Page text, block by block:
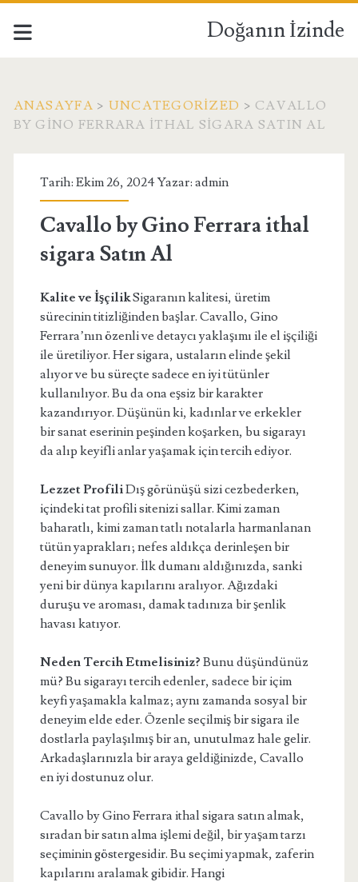
Doğanın İzinde
ANASAYFA > UNCATEGORIZED > CAVALLO
BY GINO FERRARA ITHAL SIGARA SATIN AL
Tarih: Ekim 26, 2024 Yazar: admin
Cavallo by Gino Ferrara ithal
sigara Satın Al
Kalite ve İşçilikSigaranın kalitesi, üretim
sürecinin titizliğinden başlar. Cavallo, Gino
Ferrara’nın özenli ve detaycı yaklaşımı ile el işçiliği
ile üretiliyor. Her sigara, ustaların elinde şekil
alıyor ve bu süreçte sadece en iyi tütünler
kullanılıyor. Bu da ona eşsiz bir karakter
kazandırıyor. Düşünün ki, kadınlar ve erkekler
bir sanat eserinin peşinden koşarken, bu sigarayı
da alıp keyifli anlar yaşamak için tercih ediyor.
Lezzet ProfiliDış görünüşü sizi cezbederken,
içindeki tat profili sitenizi sallar. Kimi zaman
baharatlı, kimi zaman tatlı notalarla harmanlanan
tütün yaprakları; nefes aldıkça derinleşen bir
deneyim sunuyor. İlk dumanı aldığınızda, sanki
yeni bir dünya kapılarını aralıyor. Ağızdaki
duruşu ve aroması, damak tadınıza bir şenlik
havası katıyor.
Neden Tercih Etmelisiniz? Bunu düşündünüz
mü? Bu sigarayı tercih edenler, sadece bir içim
keyfi yaşamakla kalmaz; aynı zamanda sosyal bir
deneyim elde eder. Özenle seçilmiş bir sigara ile
dostlarla paylaşılmış bir an, unutulmaz hale gelir.
Arkadaşlarınızla bir araya geldiğinizde, Cavallo
en iyi dostunuz olur.
Cavallo by Gino Ferrara ithal sigara satın almak,
sıradan bir satın alma işlemi değil, bir yaşam tarzı
seçiminin göstergesidir. Bu seçimi yapmak, zaferin
kapılarını aralamak gibidir. Hangi